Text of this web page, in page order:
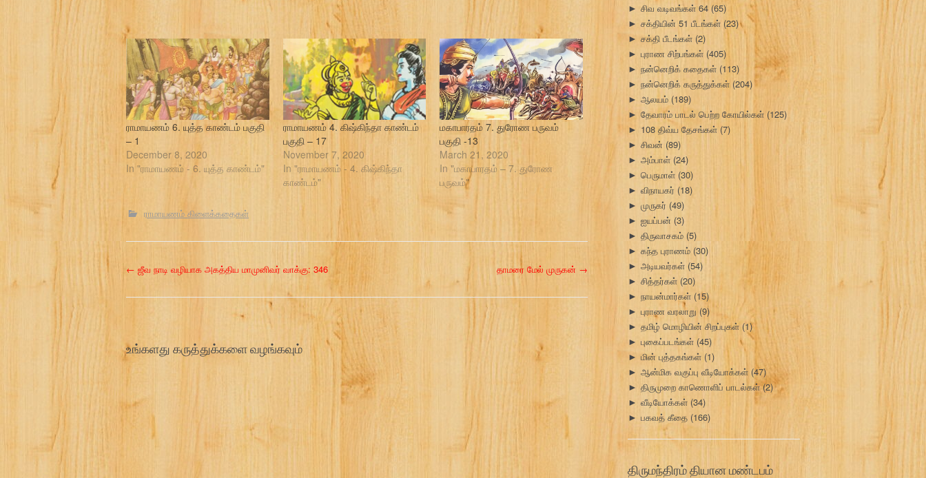
ராமாயணம் 6. யுத்த காண்டம் பகுதி
– 1
December 8, 2020
In "ராமாயணம் - 6. யுத்த காண்டம்"
ராமாயணம் 4. கிஷ்கிந்தா காண்டம்
பகுதி – 17
November 7, 2020
In "ராமாயணம் - 4. கிஷ்கிந்தா
காண்டம்"
மகாபாரதம் 7. துரோண பருவம்
பகுதி -13
March 21, 2020
In "மகாபாரதம் – 7. துரோண
பருவம்"
ராமாயணம் கிளைக்கதைகள்
P
o
t
n
a
← ஜீவ நாடி வழியாக அகத்திய மாமுனிவர் வாக்கு: 346 தாமரை மேல் முருகன் →
உங்களது கருத்துக்களை வழங்கவும்
► சிவ வடிவங்கள் 64 (65)
► சக்தியின் 51 பீடங்கள் (23)
► சக்தி பீடங்கள் (2)
► புராண சிற்பங்கள் (405)
► நன்னெறிக் கதைகள் (113)
► நன்னெறிக் கருத்துக்கள் (204)
► ஆலயம் (189)
► தேவாரம் பாடல் பெற்ற கோயில்கள் (125)
► 108 திவ்ய தேசங்கள் (7)
► சிவன் (89)
► அம்பாள் (24)
► பெருமாள் (30)
► விநாயகர் (18)
► முருகர் (49)
► ஐயப்பன் (3)
► திருவாசகம் (5)
► கந்த புராணம் (30)
► அடியவர்கள் (54)
► சித்தர்கள் (20)
► நாயன்மார்கள் (15)
► புராண வரலாறு (9)
► தமிழ் மொழியின் சிறப்புகள் (1)
► புகைப்படங்கள் (45)
► மின் புத்தகங்கள் (1)
► ஆன்மிக வகுப்பு வீடியோக்கள் (47)
► திருமுறை காணொளிப் பாடல்கள்(2)
► வீடியோக்கள் (34)
► பகவத் கீதை (166)
திருமந்திரம் தியான மண்டபம்